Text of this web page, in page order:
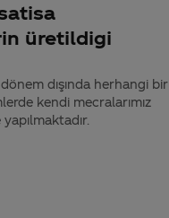
üretildigi
dışında herhangi bir
kendi mecralarımız